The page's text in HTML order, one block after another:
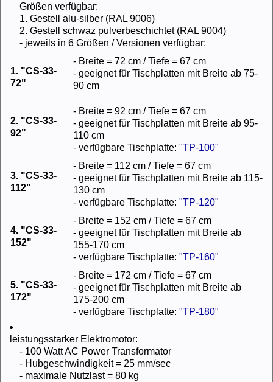
Größen verfügbar:
1. Gestell alu-silber (RAL 9006)
2. Gestell schwaz pulverbeschichtet (RAL 9004)
- jeweils in 6 Größen / Versionen verfügbar:
1. "CS-33-
72"
- Breite = 72 cm / Tiefe = 67 cm
- geeignet für Tischplatten mit Breite ab 75-
90 cm
2. "CS-33-
92"
- Breite = 92 cm / Tiefe = 67 cm
- geeignet für Tischplatten mit Breite ab 95-
110 cm
- verfügbare Tischplatte: "TP-100"
3. "CS-33-
112"
- Breite = 112 cm / Tiefe = 67 cm
- geeignet für Tischplatten mit Breite ab 115-
130 cm
- verfügbare Tischplatte: "TP-120"
4. "CS-33-
152"
- Breite = 152 cm / Tiefe = 67 cm
- geeignet für Tischplatten mit Breite ab
155-170 cm
- verfügbare Tischplatte: "TP-160"
5. "CS-33-
172"
- Breite = 172 cm / Tiefe = 67 cm
- geeignet für Tischplatten mit Breite ab
175-200 cm
- verfügbare Tischplatte: "TP-180"
leistungsstarker Elektromotor:
- 100 Watt AC Power Transformator
- Hubgeschwindigkeit = 25 mm/sec
- maximale Nutzlast = 80 kg